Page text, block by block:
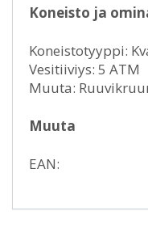
Koneisto ja
Koneistotyyppi:
Vesitiiviys: 5 ATM
Muuta:
Muuta
EAN: